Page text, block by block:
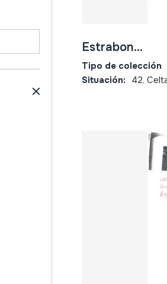
Estrabon...
Tipo de colección
Situación: 42.